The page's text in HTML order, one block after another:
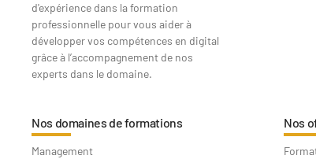
d'expérience dans la formation
professionnelle pour vous aider à
développer vos compétences en digital
grâce à l’accompagnement de nos
experts dans le domaine.
Nos domaines de formations
Management
Nos